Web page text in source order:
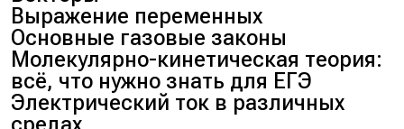
Выражение переменных
Основные газовые законы
Молекулярно-кинетическая теория:
всё, что нужно знать для ЕГЭ
Электрический ток в различных